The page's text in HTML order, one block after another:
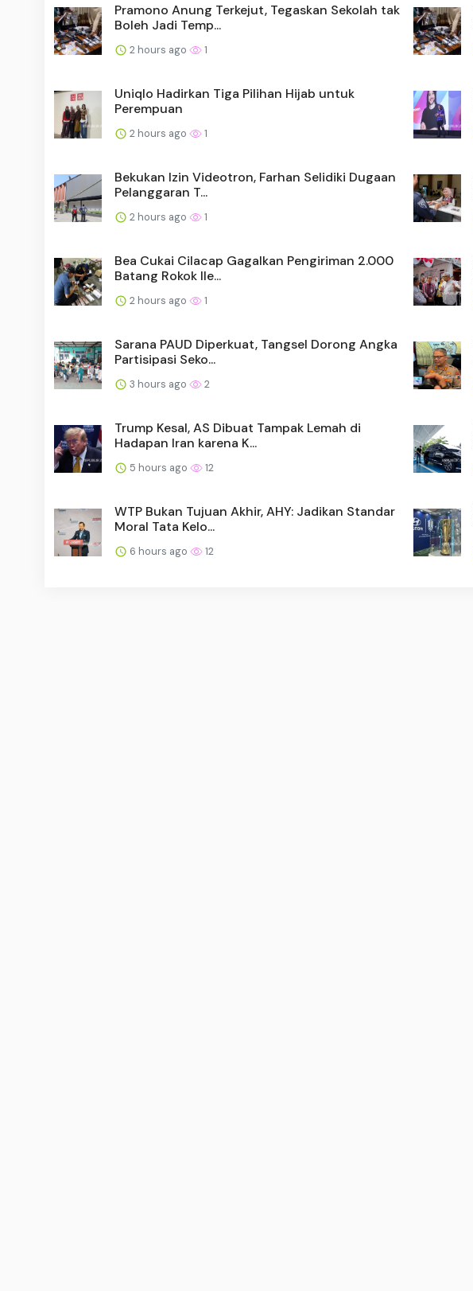
Pramono Anung Terkejut, Tegaskan Sekolah tak
Boleh Jadi Temp...
2 hours ago 1
Uniqlo Hadirkan Tiga Pilihan Hijab untuk
Perempuan
2 hours ago 1
Bekukan Izin Videotron, Farhan Selidiki Dugaan
Pelanggaran T...
2 hours ago 1
Bea Cukai Cilacap Gagalkan Pengiriman 2.000
Batang Rokok Ile...
2 hours ago 1
Sarana PAUD Diperkuat, Tangsel Dorong Angka
Partisipasi Seko...
3 hours ago 2
Trump Kesal, AS Dibuat Tampak Lemah di
Hadapan Iran karena K...
5 hours ago 12
WTP Bukan Tujuan Akhir, AHY: Jadikan Standar
Moral Tata Kelo...
6 hours ago 12